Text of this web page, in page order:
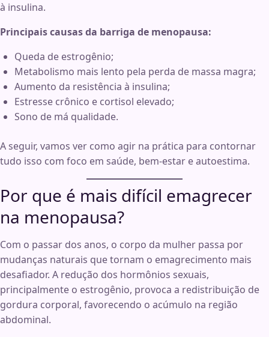
à insulina.
Principais causas da barriga de menopausa:
Queda de estrogênio;
Metabolismo mais lento pela perda de massa magra;
Aumento da resistência à insulina;
Estresse crônico e cortisol elevado;
Sono de má qualidade.
A seguir, vamos ver como agir na prática para contornar
tudo isso com foco em saúde, bem-estar e autoestima.
Por que é mais difícil emagrecer
na menopausa?
Com o passar dos anos, o corpo da mulher passa por
mudanças naturais que tornam o emagrecimento mais
desafiador. A redução dos hormônios sexuais,
principalmente o estrogênio, provoca a redistribuição de
gordura corporal, favorecendo o acúmulo na região
abdominal.